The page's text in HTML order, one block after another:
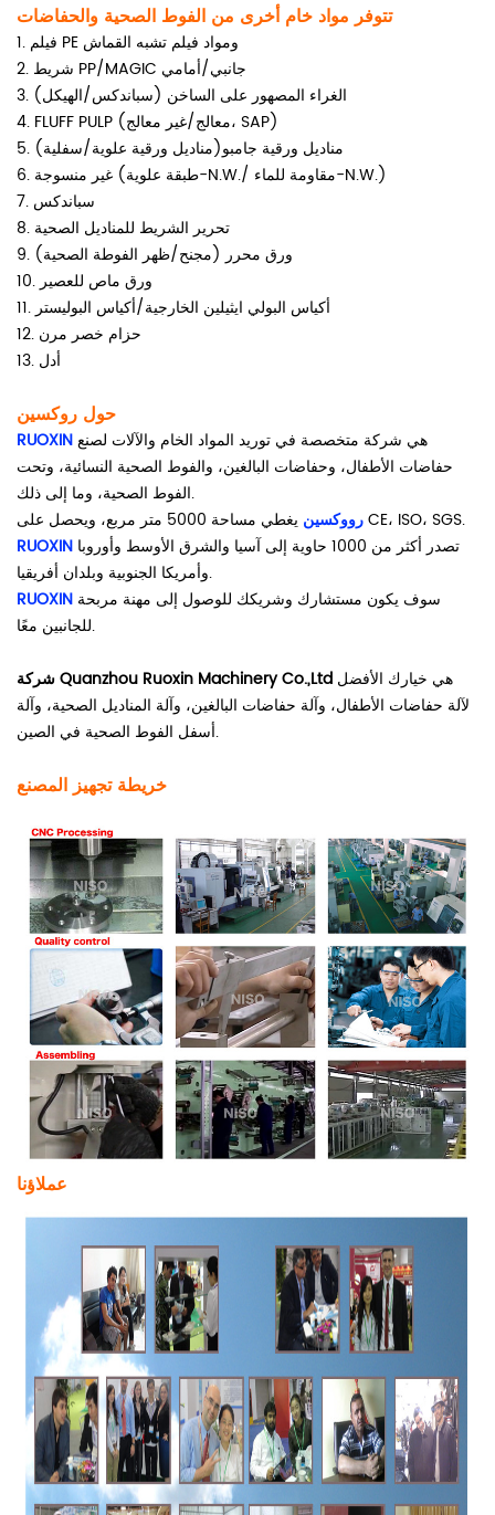
تتوفر مواد خام أخرى من الفوط الصحية والحفاضات
1. فيلم PE ومواد فيلم تشبه القماش
2. شريط PP/MAGIC جانبي/أمامي
3. الغراء المصهور على الساخن (سباندكس/الهيكل)
4. FLUFF PULP (معالج/غير معالج، SAP)
5. مناديل ورقية جامبو(مناديل ورقية علوية/سفلية)
6. غير منسوجة (طبقة علوية-N.W./ مقاومة للماء-N.W.)
7. سباندكس
8. تحرير الشريط للمناديل الصحية
9. ورق محرر (مجنح/ظهر الفوطة الصحية)
10. ورق ماص للعصير
11. أكياس البولي ايثيلين الخارجية/أكياس البوليستر
12. حزام خصر مرن
13. أدل
حول روكسين
RUOXINهي شركة متخصصة في توريد المواد الخام والآلات لصنع
حفاضات الأطفال، وحفاضات البالغين، والفوط الصحية النسائية، وتحت
الفوط الصحية، وما إلى ذلك.
رووكسينيغطي مساحة 5000 متر مربع، ويحصل على CE، ISO، SGS.
RUOXIN
وأمريكا الجنوبية وبلدان أفريقيا.
RUOXIN سوف يكون مستشارك وشريكك للوصول إلى مهنة مربحة
للجانبين معًا.
شركة Quanzhou Ruoxin Machinery Co.,Ltd
لآلة حفاضات الأطفال، وآلة حفاضات البالغين، وآلة المناديل الصحية، وآلة
أسفل الفوط الصحية في الصين.
خريطة تجهيز المصنع
عملاؤنا